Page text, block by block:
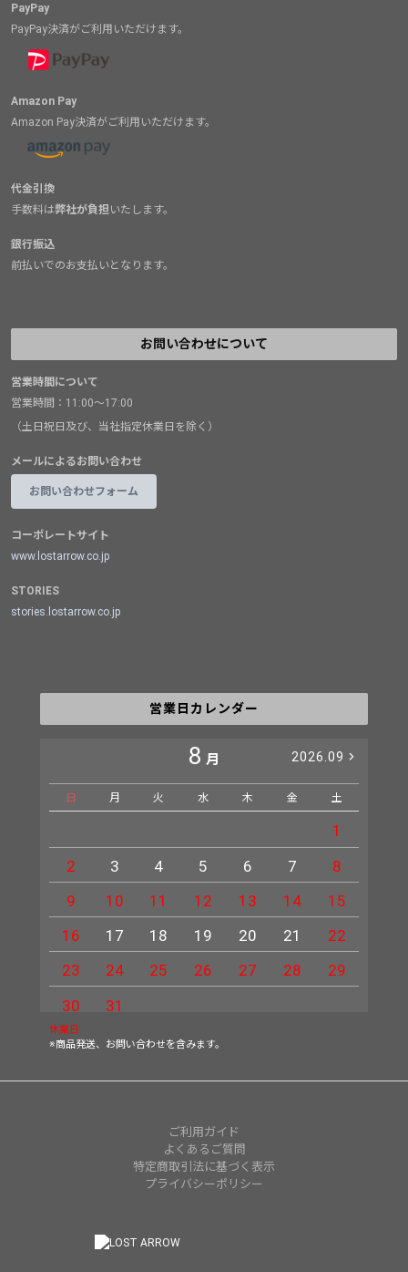
PayPay
PayPay決済がご利用いただけます。
Amazon Pay
Amazon Pay決済がご利用いただけます。
代金引換
手数料は弊社が負担いたします。
銀行振込
前払いでのお支払いとなります。
お問い合わせについて
営業時間について
営業時間：11:00～17:00
（土日祝日及び、当社指定休業日を除く）
メールによるお問い合わせ
お問い合わせフォーム
コーポレートサイト
www.lostarrow.co.jp
STORIES
stories.lostarrow.co.jp
営業日カレンダー
8 月 2026.09
日 月 火 水 木 金 土
1
2
3 4 5 6 7
8
9
10 11 12 13 14
15
16
17 18 19 20 21
22
23
24 25 26 27 28
29
30
31
休業日
※商品発送、お問い合わせを含みます。
ご利用ガイド
よくあるご質問
特定商取引法に基づく表示
プライバシーポリシー